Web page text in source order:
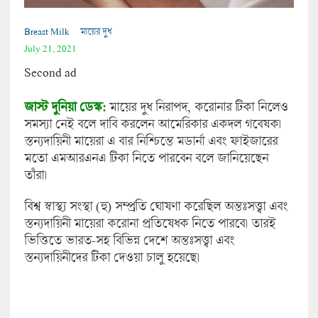
Breast Milk
মায়ের দুধ
July 21, 2021
Second ad
জাস্ট দুনিয়া ডেস্ক:মায়ের দুধ নিরাপদ, করোনার টিকা নিলেও
সমস্যা নেই বলে দাবি করলেন আমেরিকার একদল গবেষক।
স্তন্যদায়িনী মায়েরা এ বার নিশ্চিন্তে মডার্না এবং ফাইজারের
মতো এমআরএনএ টিকা নিতে পারবেন বলে জানিয়েছেন
তাঁরা।
বিশ্ব স্বাস্থ্য সংস্থা (হু) সম্প্রতি ঘোষণা করেছিল অন্তঃসত্ত্বা এবং
স্তন্যদায়িনী মায়েরা করোনা প্রতিষেধক নিতে পারবে। তারই
ভিত্তিতে ভারত-সহ বিভিন্ন দেশে অন্তঃসত্ত্বা এবং
স্তন্যদায়িনীদের টিকা দেওয়া চালু হয়েছে।